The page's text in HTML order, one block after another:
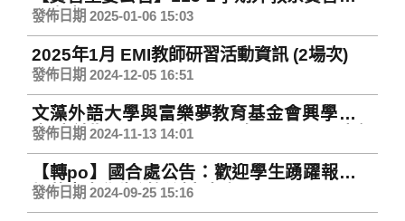
及審查日程
發佈日期 2025-01-06 15:03
2025年1月 EMI教師研習活動資訊 (2場次)
發佈日期 2024-12-05 16:51
文藻外語大學與富樂夢教育基金會興學獎學
金(申請期間：即日起至113年12月15日 中午
12:00止)
發佈日期 2024-11-13 14:01
【轉po】國合處公告：歡迎學生踴躍報名參
加蘇臺大學生創新創意大賽
發佈日期 2024-09-25 15:16